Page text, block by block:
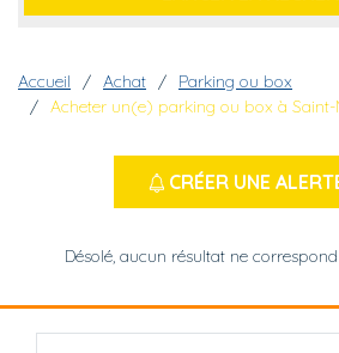
Fil d'Ariane
Accueil Achat
Parking ou box
Acheter un(e) parking ou box à Saint-
CRÉER UNE
Désolé, aucun résultat ne